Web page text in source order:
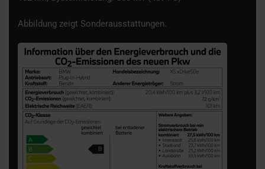
Abbildung zeigt Sonderausstattungen.